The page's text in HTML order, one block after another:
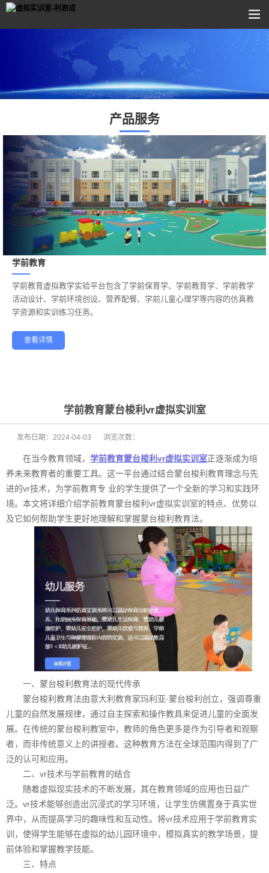
产品服务
学前教育
——
学前教育虚拟教学实验平台包含了学前保育学、学前教育学、学前教学
活动设计、学前环境创设、营养配餐、学前儿童心理学等内容的仿真教
学资源和实训练习任务。
查看详情
健康养老
学前教育蒙台梭利vr虚拟实训室
发布日期： 2024-04-03 浏览次数：
在当今教育领域， 学前教育蒙台梭利vr虚拟实训室正逐渐成为培
养未来教育者的重要工具。这一平台通过结合蒙台梭利教育理念与先
进的vr技术，为学前教育专 业的学生提供了一个全新的学习和实践环
境。本文将详细介绍学前教育蒙台梭利vr虚拟实训室的特点、优势以
及它如何帮助学生更好地理解和掌握蒙台梭利教育法。
一、蒙台梭利教育法的现代传承
蒙台梭利教育法由意大利教育家玛利亚·蒙台梭利创立，强调尊重
儿童的自然发展规律，通过自主探索和操作教具来促进儿童的全面发
展。在传统的蒙台梭利教室中，教师的角色更多是作为引导者和观察
者，而非传统意义上的讲授者。这种教育方法在全球范围内得到了广
泛的认可和应用。
二、vr技术与学前教育的结合
随着虚拟现实技术的不断发展，其在教育领域的应用也日益广
泛。vr技术能够创造出沉浸式的学习环境，让学生仿佛置身于真实世
界中，从而提高学习的趣味性和互动性。将vr技术应用于学前教育实
训，使得学生能够在虚拟的幼儿园环境中，模拟真实的教学场景，提
前体验和掌握教学技能。
三、特点